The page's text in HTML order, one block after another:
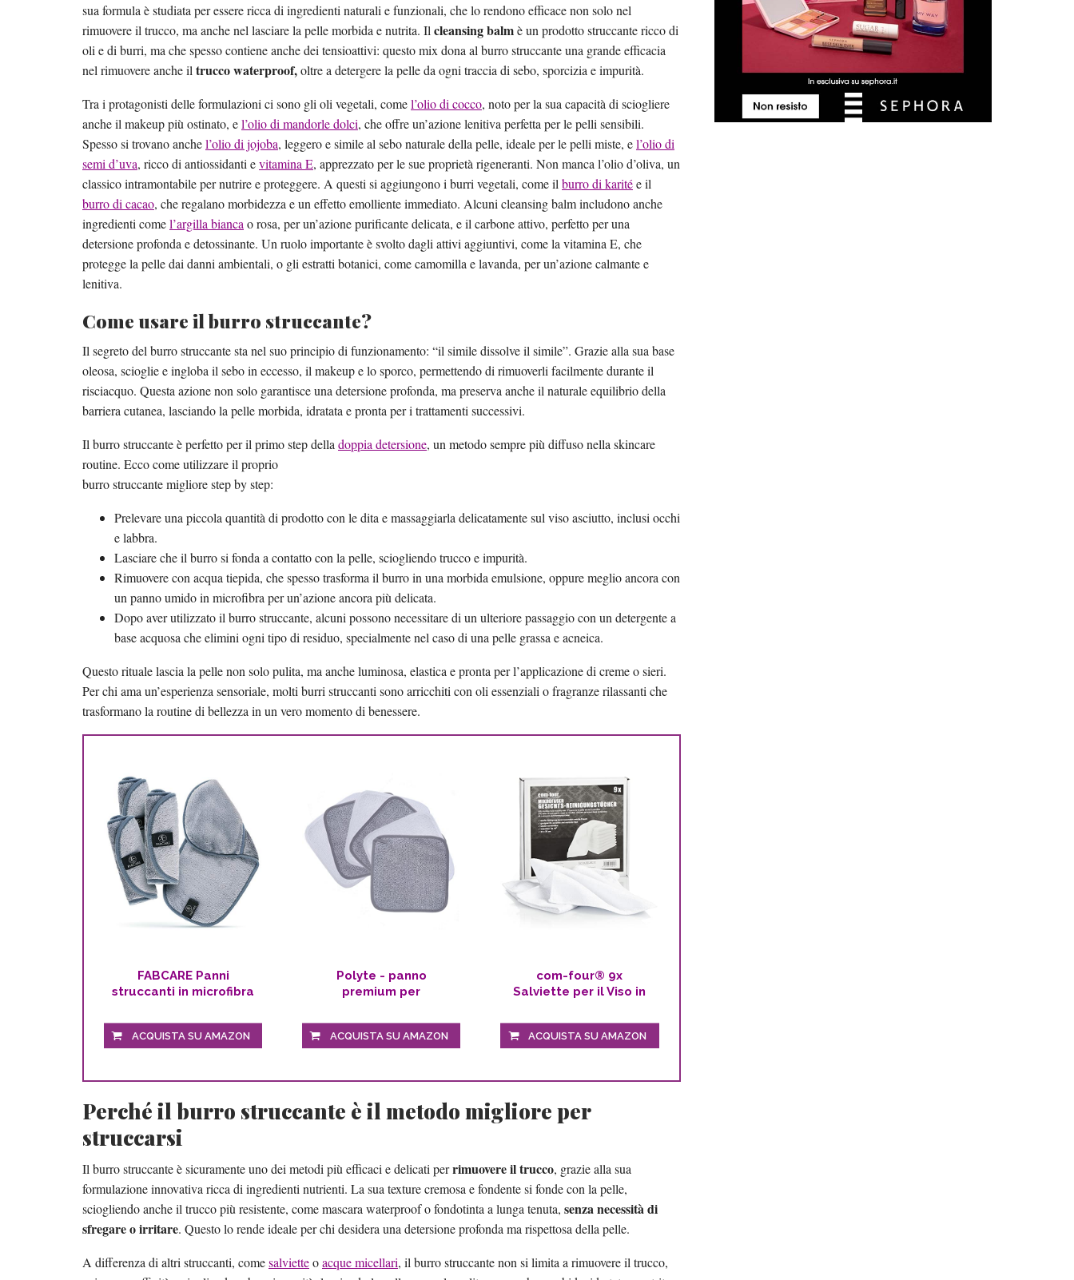
sua formula è studiata per essere ricca di ingredienti naturali e funzionali, che lo rendono efficace non solo nel
rimuovere il trucco, ma anche nel lasciare la pelle morbida e nutrita. Il cleansing balmè un prodotto struccante ricco di
oli e di burri, ma che spesso contiene anche dei tensioattivi: questo mix dona al burro struccante una grande efficacia
nel rimuovere anche il trucco waterproof,oltre a detergere la pelle da ogni traccia di sebo, sporcizia e impurità.
Tra i protagonisti delle formulazioni ci sono gli oli vegetali, comel’olio di cocco, noto per la sua capacità di sciogliere
anche il makeup più ostinato, el’olio di mandorle dolci, che offre un’azione lenitiva perfetta per le pelli sensibili.
Spesso si trovano anchel’olio di jojoba, leggero e simile al sebo naturale della pelle, ideale per le pelli miste, el’olio di
semi d’uva, ricco di antiossidanti evitamina E, apprezzato per le sue proprietà rigeneranti. Non manca l’olio d’oliva, un
classico intramontabile per nutrire e proteggere. A questi si aggiungono i burri vegetali, come il burro di karitée il
burro di cacao, che regalano morbidezza e un effetto emolliente immediato. Alcuni cleansing balm includono anche
ingredienti comel’argilla bianca o rosa, per un’azione purificante delicata, e il carbone attivo, perfetto per una
detersione profonda e detossinante. Un ruolo importante è svolto dagli attivi aggiuntivi, come la vitamina E, che
protegge la pelle dai danni ambientali, o gli estratti botanici, come camomilla e lavanda, per un’azione calmante e
lenitiva.
Come usare il burro struccante?
Il segreto del burro struccante sta nel suo principio di funzionamento: “il simile dissolve il simile”. Grazie alla sua base
oleosa, scioglie e ingloba il sebo in eccesso, il makeup e lo sporco, permettendo di rimuoverli facilmente durante il
risciacquo. Questa azione non solo garantisce una detersione profonda, ma preserva anche il naturale equilibrio della
barriera cutanea, lasciando la pelle morbida, idratata e pronta per i trattamenti successivi.
Il burro struccante è perfetto per il primo step della doppia detersione, un metodo sempre più diffuso nella skincare
routine. Ecco come utilizzare il proprio
burro struccante migliore step by step:
Prelevare una piccola quantità di prodotto con le dita e massaggiarla delicatamente sul viso asciutto, inclusi occhi
e labbra.
Lasciare che il burro si fonda a contatto con la pelle, sciogliendo trucco e impurità.
Rimuovere con acqua tiepida, che spesso trasforma il burro in una morbida emulsione, oppure meglio ancora con
un panno umido in microfibra per un’azione ancora più delicata.
Dopo aver utilizzato il burro struccante, alcuni possono necessitare di un ulteriore passaggio con un detergente a
base acquosa che elimini ogni tipo di residuo, specialmente nel caso di una pelle grassa e acneica.
Questo rituale lascia la pelle non solo pulita, ma anche luminosa, elastica e pronta per l’applicazione di creme o sieri.
Per chi ama un’esperienza sensoriale, molti burri struccanti sono arricchiti con oli essenziali o fragranze rilassanti che
trasformano la routine di bellezza in un vero momento di benessere.
FABCARE Panni
struccanti in microfibra
ACQUISTA SU AMAZON
Polyte - panno
premium per
ACQUISTA SU AMAZON
com-four® 9x
Salviette per il Viso in
ACQUISTA SU AMAZON
Perché il burro struccante è il metodo migliore per
struccarsi
Il burro struccante è sicuramente uno dei metodi più efficaci e delicati perrimuovere il trucco, grazie alla sua
formulazione innovativa ricca di ingredienti nutrienti. La sua texture cremosa e fondente si fonde con la pelle,
sciogliendo anche il trucco più resistente, come mascara waterproof o fondotinta a lunga tenuta, senza necessità di
sfregare o irritare. Questo lo rende ideale per chi desidera una detersione profonda ma rispettosa della pelle.
A differenza di altri struccanti, comesalvietteoacque micellari, il burro struccante non si limita a rimuovere il trucco,